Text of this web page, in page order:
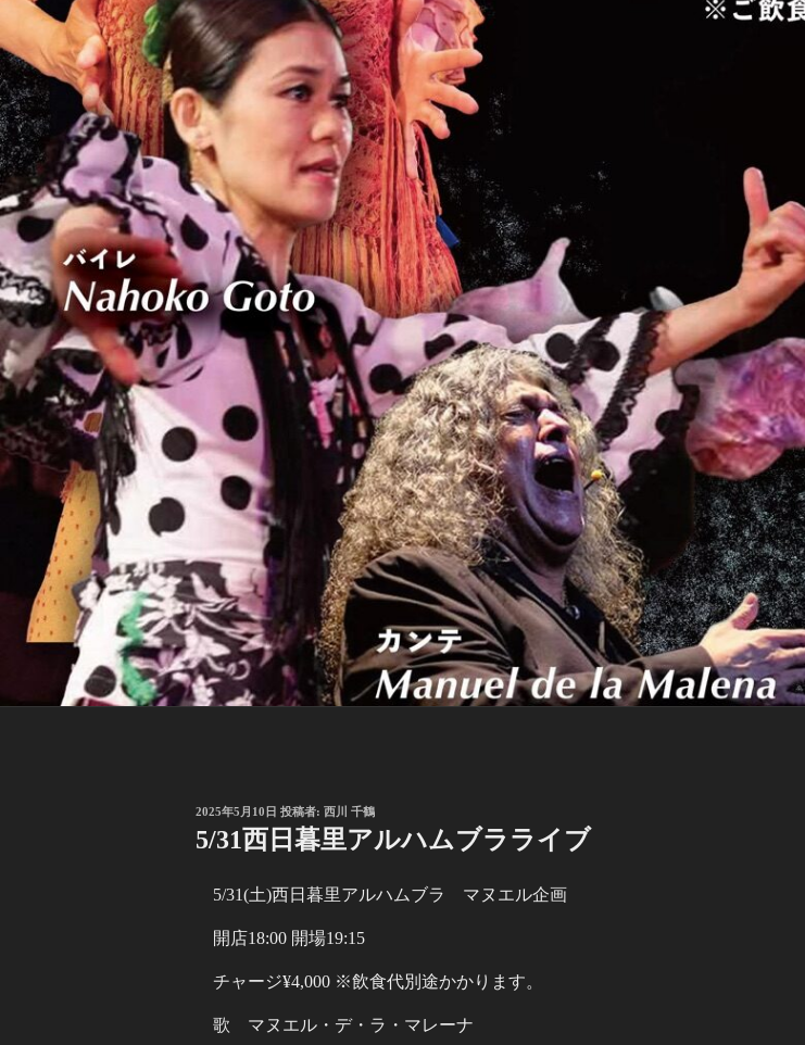
投
日:
2025年5月10日 投稿者: 西川 千鶴
5/31西日暮里アルハムブラライブ
5/31(土)西日暮里アルハムブラ マヌエル企画
開店18:00 開場19:15
チャージ¥4,000 ※飲食代別途かかります。
歌 マヌエル・デ・ラ・マレーナ